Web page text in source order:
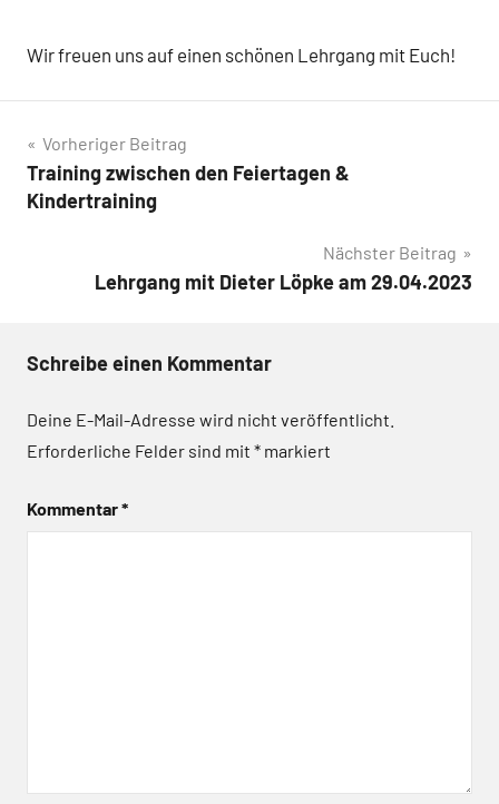
Wir freuen uns auf einen schönen Lehrgang mit Euch!
Beitragsnavigation
Vorheriger Beitrag
Training zwischen den Feiertagen &
Kindertraining
Nächster Beitrag
Lehrgang mit Dieter Löpke am 29.04.2023
Schreibe einen Kommentar
Deine E-Mail-Adresse wird nicht veröffentlicht.
Erforderliche Felder sind mit * markiert
Kommentar*